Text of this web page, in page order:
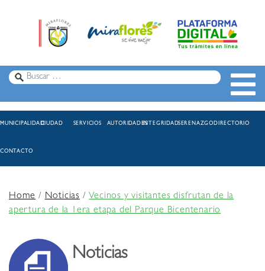
MUNICIPALIDADCIUDAD SERVICIOS AUTORIDADESINTEGRIDADSERENAZGODIRECTORIO
CONTACTO
Home/Noticias /Vecinos y visitantes disfrutan de la
apertura de la 1era etapa del Parque Bicentenario
Noticias